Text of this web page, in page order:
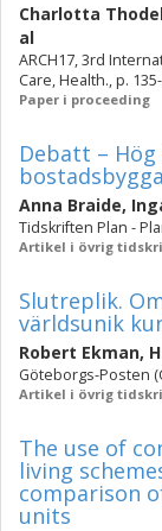
Charlotta
al
ARCH17, 3rd
Care, Health., p.
Paper i proceeding
Debatt –
Anna Braide,
Tidskriften Plan -
Artikel i övrig
Slutreplik.
världsunik
Robert Ekman,
Göteborgs-Posten
Artikel i övrig
The use of
living
comparison
units